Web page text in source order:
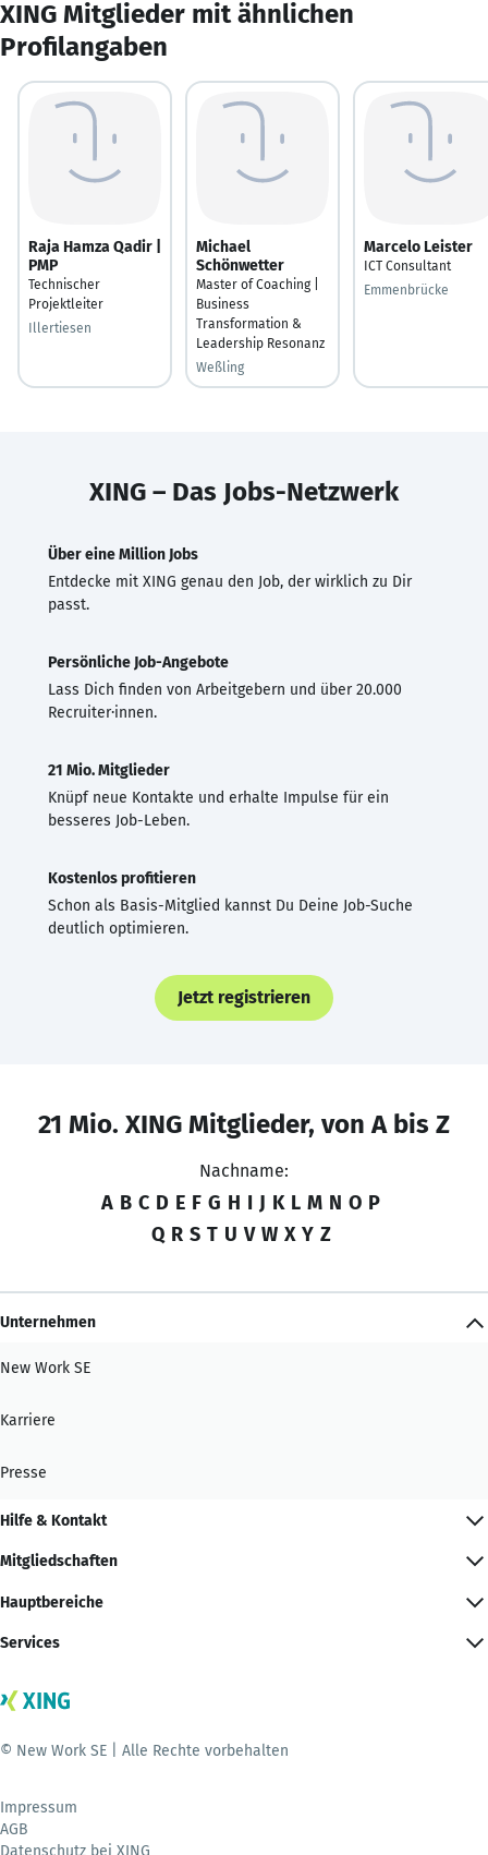
XING Mitglieder mit ähnlichen
Profilangaben
Raja Hamza Qadir |
PMP
Technischer
Projektleiter
Illertiesen
Michael
Schönwetter
Master of Coaching |
Business
Transformation &
Leadership Resonanz
Weßling
Marcelo Leister
ICT Consultant
Emmenbrücke
XING – Das Jobs-Netzwerk
Über eine Million Jobs
Entdecke mit XING genau den Job, der wirklich zu Dir
passt.
Persönliche Job-Angebote
Lass Dich finden von Arbeitgebern und über 20.000
Recruiter·innen.
21 Mio. Mitglieder
Knüpf neue Kontakte und erhalte Impulse für ein
besseres Job-Leben.
Kostenlos profitieren
Schon als Basis-Mitglied kannst Du Deine Job-Suche
deutlich optimieren.
Jetzt registrieren
21 Mio. XING Mitglieder, von A bis Z
Nachname:
A B C D E F G H I J K L M N O P
Q R S T U V W X Y Z
Unternehmen
New Work SE
Karriere
Presse
Hilfe & Kontakt
Mitgliedschaften
Hauptbereiche
Services
© New Work SE | Alle Rechte vorbehalten
Impressum
AGB
Datenschutz bei XING